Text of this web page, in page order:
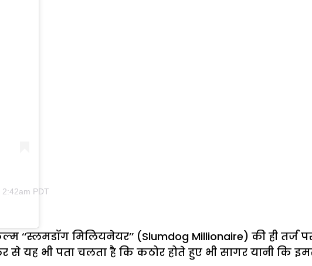
PDT
‘‘स्लमडॉग मिलियनेयर’’ (Slumdog Millionaire) की ही तर्ज
से यह भी पता चलता है कि कठोर होते हुए भी सागर यानी कि